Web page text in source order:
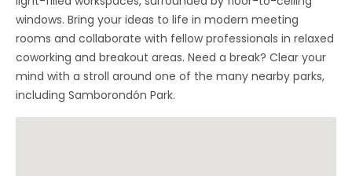
windows. Bring your ideas to life in modern meeting
rooms and collaborate with fellow professionals in relaxed
coworking and breakout areas. Need a break? Clear your
mind with a stroll around one of the many nearby parks,
including Samborondón Park.